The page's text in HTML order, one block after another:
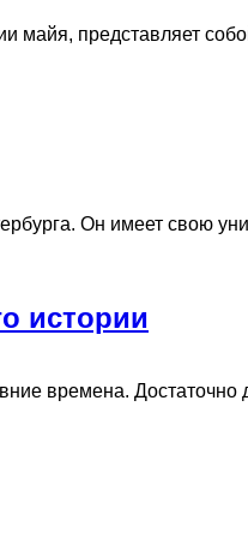
майя, представляет
Он имеет свою
истории
времена.